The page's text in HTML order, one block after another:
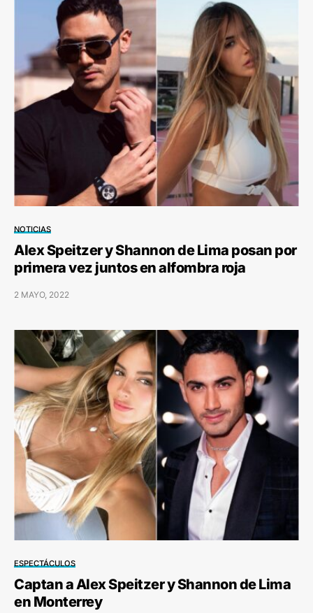
NOTICIAS
Alex Speitzer y Shannon de Lima posan por
primera vez juntos en alfombra roja
2 MAYO, 2022
ESPECTÁCULOS
Captan a Alex Speitzer y Shannon de Lima
en Monterrey